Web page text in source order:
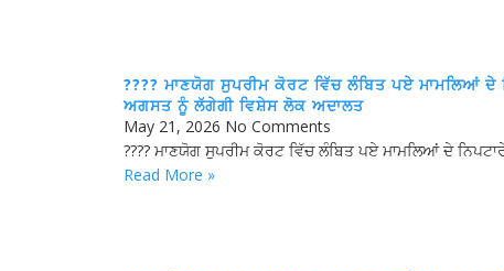
???? ਮਾਣਯੋਗ ਸੁਪਰੀਮ ਕੋਰਟ ਵਿੱਚ ਲੰਬਿਤ ਪਏ ਮਾਮਲਿਆਂ
ਅਗਸਤ ਨੂੰ ਲੱਗੇਗੀ ਵਿਸ਼ੇਸ ਲੋਕ ਅਦਾਲਤ
May 21, 2026 No Comments
???? ਮਾਣਯੋਗ ਸੁਪਰੀਮ ਕੋਰਟ ਵਿੱਚ ਲੰਬਿਤ ਪਏ ਮਾਮਲਿਆਂ ਦੇ
Read More »